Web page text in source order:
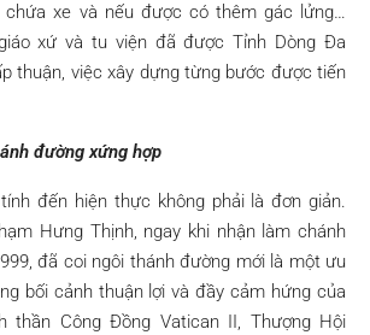
chứa xe và nếu được có thêm gác lửng…
xứ và tu viện đã được Tỉnh Dòng Đa
thuận, việc xây dựng từng bước được tiến
đường xứng hợp
đến hiện thực không phải là đơn giản.
Hưng Thịnh, ngay khi nhận làm chánh
đã coi ngôi thánh đường mới là một ưu
bối cảnh thuận lợi và đầy cảm hứng của
thần Công Đồng Vatican II, Thượng Hội